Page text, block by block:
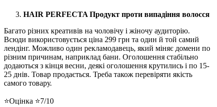
HAIR PERFECTA Продукт проти випадіння волосся
Багато різних креативів на чоловічу і жіночу аудиторію.
Всюди використовується ціна 299 грн та один й той самий
лендінг. Можливо один рекламодавець, який міняє домени по
різним причинам, наприклад бани. Оголошення стабільно
додаються з кінця весни, деякі оголошення крутились і по 15-
25 днів. Товар продається. Треба також перевіряти якість
самого товару.
⭐️Оцінка ⭐️7/10